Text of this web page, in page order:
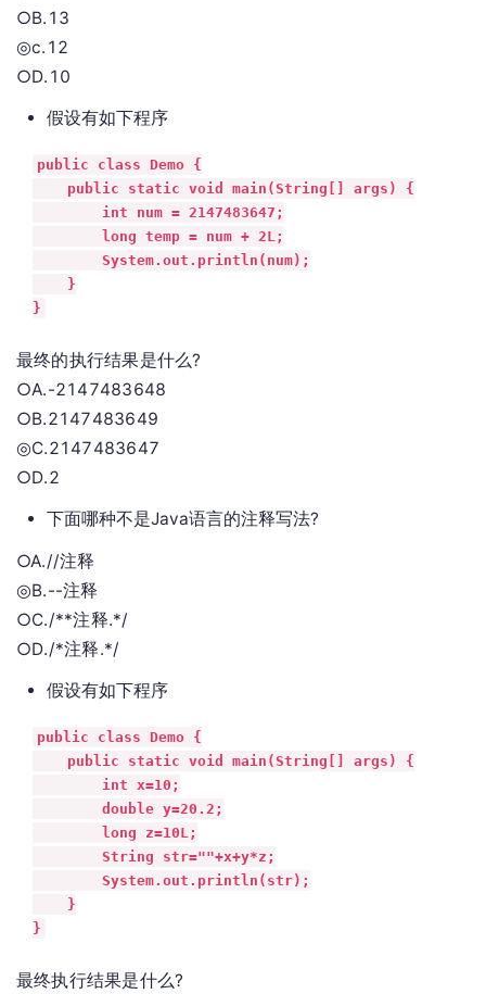
○B.13
◎c.12
○D.10
假设有如下程序
public class Demo {
    public static void main(String[] args) {
        int num = 2147483647;
        long temp = num + 2L;
        System.out.println(num);
    }
}
最终的执行结果是什么?
○A.-2147483648
○B.2147483649
◎C.2147483647
○D.2
下面哪种不是Java语言的注释写法?
○A.//注释
◎B.--注释
○C./**注释.*/
○D./*注释.*/
假设有如下程序
public class Demo {
    public static void main(String[] args) {
        int x=10;
        double y=20.2;
        long z=10L;
        String str=""+x+y*z;
        System.out.println(str);
    }
}
最终执行结果是什么?